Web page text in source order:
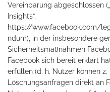
Vereinbarung abgeschlossen
Insights“,
https://www.facebook.com/
ndum), in der insbesondere
Sicherheitsmaßnahmen
Facebook sich bereit erklärt
erfüllen (d. h. Nutzer können
Löschungsanfragen direkt an